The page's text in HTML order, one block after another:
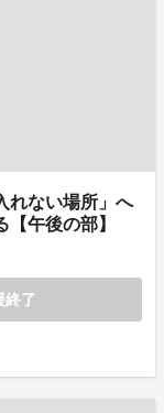
れない場所」へ
午後の部】
終了